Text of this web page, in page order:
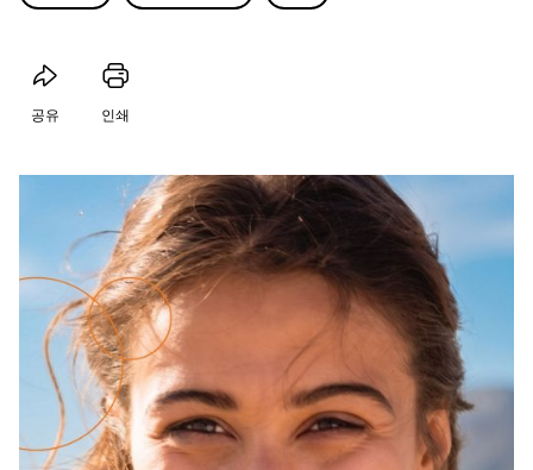
공유 인쇄